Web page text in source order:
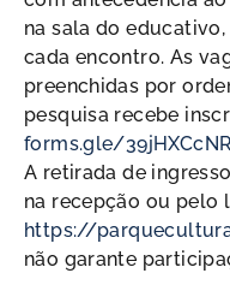
na sala do
cada encontro. As
preenchidas por
pesquisa recebe
forms.gle/
A retirada de
na recepção ou pelo
https://
não garante